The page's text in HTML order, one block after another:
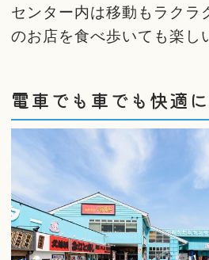
センター内は移動もラクラ
のお店を食べ歩いても楽し
電車でも車でも快適